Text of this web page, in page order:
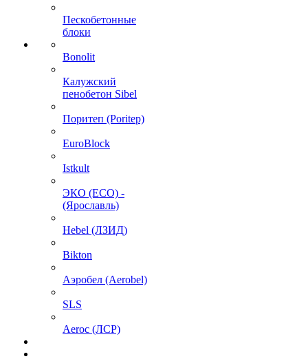
Пескобетонные
блоки
Bonolit
Калужский
пенобетон Sibel
Поритеп (Poritep)
EuroBlock
Istkult
ЭКО (ECO) -
(Ярославль)
Hebel (ЛЗИД)
Bikton
Аэробел (Aerobel)
SLS
Aeroc (ЛСР)